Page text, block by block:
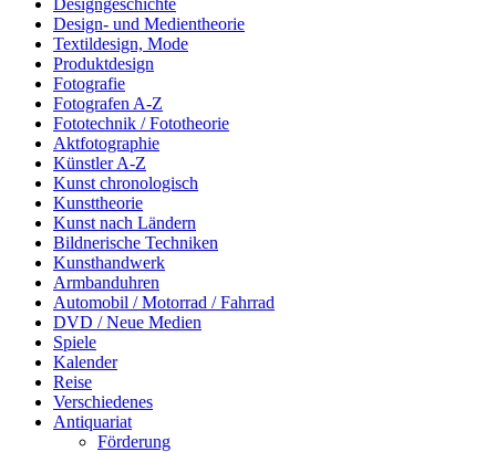
Designgeschichte
Design- und Medientheorie
Textildesign, Mode
Produktdesign
Fotografie
Fotografen A-Z
Fototechnik / Fototheorie
Aktfotographie
Künstler A-Z
Kunst chronologisch
Kunsttheorie
Kunst nach Ländern
Bildnerische Techniken
Kunsthandwerk
Armbanduhren
Automobil / Motorrad / Fahrrad
DVD / Neue Medien
Spiele
Kalender
Reise
Verschiedenes
Antiquariat
Förderung